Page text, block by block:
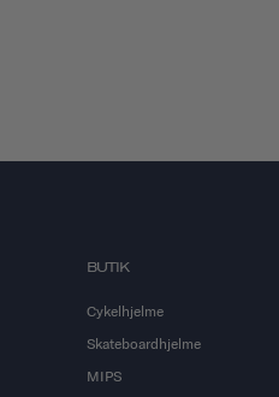
BUTIK
Cykelhjelme
Skateboardhjelme
MIPS